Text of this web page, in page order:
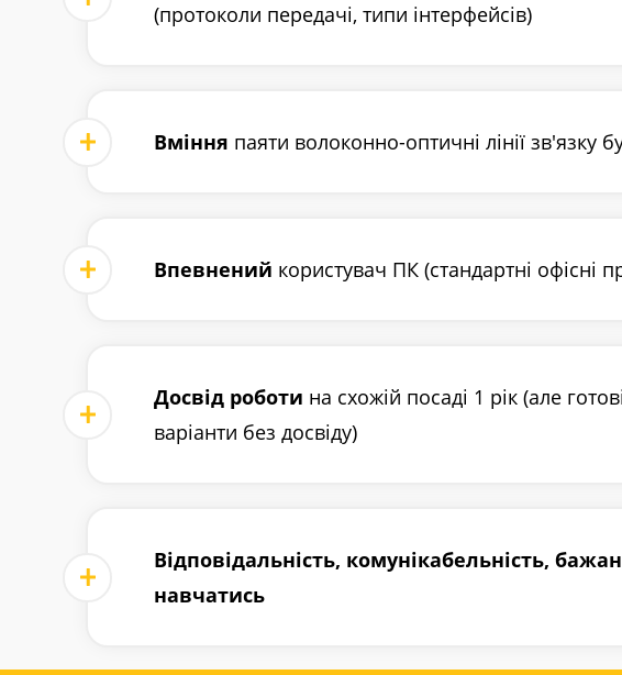
(протоколи передачі, типи інтерфейсів)
Вміння паяти волоконно-оптичні лінії зв'язку
Впевнений користувач ПК (стандартні офісні
Досвід роботи на схожій посаді 1 рік (але
варіанти без досвіду)
Відповідальність, комунікабельність,
навчатись